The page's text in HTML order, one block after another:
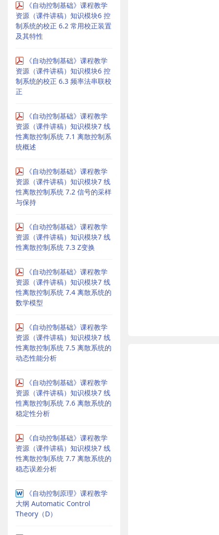
《自动控制基础》课程教学
资源（课件讲稿）知识模块6 控
制系统的校正 6.2 常用校正装置
及其特性
《自动控制基础》课程教学
资源（课件讲稿）知识模块6 控
制系统的校正 6.3 频率法串联校
正
《自动控制基础》课程教学
资源（课件讲稿）知识模块7 线
性离散控制系统 7.1 离散控制系
统概述
《自动控制基础》课程教学
资源（课件讲稿）知识模块7 线
性离散控制系统 7.2 信号的采样
与保持
《自动控制基础》课程教学
资源（课件讲稿）知识模块7 线
性离散控制系统 7.3 Z变换
《自动控制基础》课程教学
资源（课件讲稿）知识模块7 线
性离散控制系统 7.4 离散系统的
数学模型
《自动控制基础》课程教学
资源（课件讲稿）知识模块7 线
性离散控制系统 7.5 离散系统的
动态性能分析
《自动控制基础》课程教学
资源（课件讲稿）知识模块7 线
性离散控制系统 7.6 离散系统的
稳定性分析
《自动控制基础》课程教学
资源（课件讲稿）知识模块7 线
性离散控制系统 7.7 离散系统的
稳态误差分析
《自动控制原理》课程教学
大纲 Automatic Control
Theory（D）